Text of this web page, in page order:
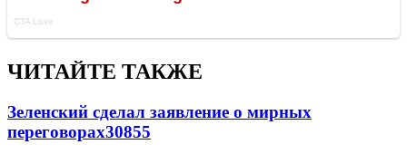
ЧИТАЙТЕ ТАКЖЕ
Зеленский сделал заявление о мирных
переговорах30855